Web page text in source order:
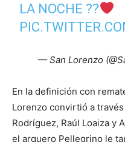
LA NOCHE ??
— San Lorenzo
En la definición con
Lorenzo convirtió a
Rodríguez, Raúl Loaiza y
el arquero Pellegrino le